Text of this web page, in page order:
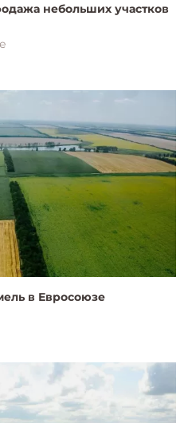
небольших участков
в Евросоюзе